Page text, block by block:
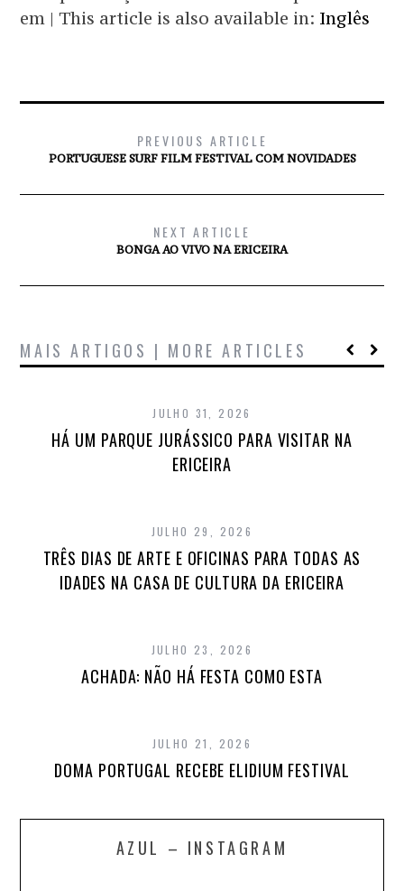
em | This article is also available in: Inglês
PREVIOUS ARTICLE
PORTUGUESE SURF FILM FESTIVAL COM NOVIDADES
NEXT ARTICLE
BONGA AO VIVO NA ERICEIRA
MAIS ARTIGOS | MORE ARTICLES
JULHO 31, 2026
HÁ UM PARQUE JURÁSSICO PARA VISITAR NA
ERICEIRA
JULHO 29, 2026
TRÊS DIAS DE ARTE E OFICINAS PARA TODAS AS
IDADES NA CASA DE CULTURA DA ERICEIRA
JULHO 23, 2026
ACHADA: NÃO HÁ FESTA COMO ESTA
JULHO 21, 2026
DOMA PORTUGAL RECEBE ELIDIUM FESTIVAL
AZUL – INSTAGRAM